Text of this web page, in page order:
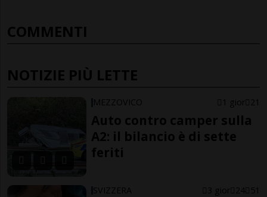
COMMENTI
NOTIZIE PIÙ LETTE
MEZZOVICO 1 gior 21
Auto contro camper sulla
A2: il bilancio è di sette
feriti
SVIZZERA 3 gior 24 51